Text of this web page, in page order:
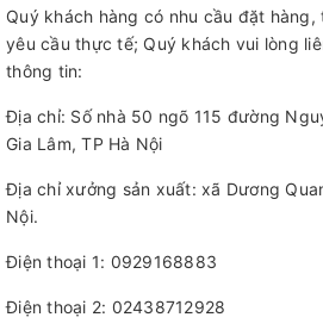
Quý khách hàng có nhu cầu đặt
yêu cầu thực tế; Quý khách vui lòng
thông tin:
Địa chỉ: Số nhà 50 ngõ 115 đường
Gia Lâm, TP Hà Nội
Địa chỉ xưởng sản xuất: xã Dương
Nội.
Điện thoại 1: 0929168883
Điện thoại 2: 02438712928